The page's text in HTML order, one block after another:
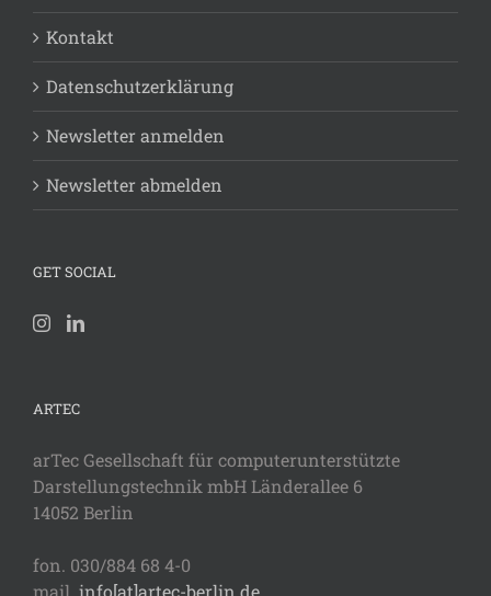
Kontakt
Datenschutzerklärung
Newsletter anmelden
Newsletter abmelden
GET SOCIAL
ARTEC
arTec Gesellschaft für computerunterstützte
Darstellungstechnik mbH Länderallee 6
14052 Berlin
fon. 030/884 68 4-0
mail. info[at]artec-berlin.de